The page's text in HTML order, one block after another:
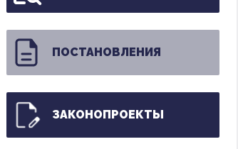
ПОСТАНОВЛЕНИЯ
ЗАКОНОПРОЕКТЫ